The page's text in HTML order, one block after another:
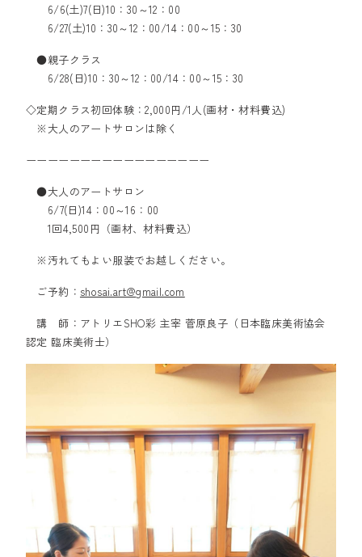
6/6(土)7(日)10：30～12：00
6/27(土)10：30～12：00/14：00～15：30
●親子クラス
6/28(日)10：30～12：00/14：00～15：30
◇定期クラス初回体験：2,000円/1人(画材・材料費込)
※大人のアートサロンは除く
ーーーーーーーーーーーーーーーーー
●大人のアートサロン
6/7(日)14：00～16：00
1回4,500円（画材、材料費込）
※汚れてもよい服装でお越しください。
ご予約： shosai.art@gmail.com
講 師：アトリエSHO彩 主宰 菅原良子（日本臨床美術協会
認定 臨床美術士）